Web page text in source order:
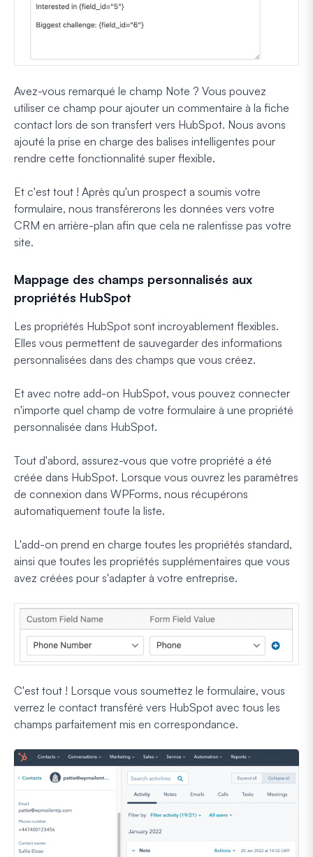
Avez-vous remarqué le champ Note ? Vous pouvez
utiliser ce champ pour ajouter un commentaire à la fiche
contact lors de son transfert vers HubSpot. Nous avons
ajouté la prise en charge des balises intelligentes pour
rendre cette fonctionnalité super flexible.
Et c'est tout ! Après qu'un prospect a soumis votre
formulaire, nous transférerons les données vers votre
CRM en arrière-plan afin que cela ne ralentisse pas votre
site.
Mappage des champs personnalisés aux
propriétés HubSpot
Les propriétés HubSpot sont incroyablement flexibles.
Elles vous permettent de sauvegarder des informations
personnalisées dans des champs que vous créez.
Et avec notre add-on HubSpot, vous pouvez connecter
n'importe quel champ de votre formulaire à une propriété
personnalisée dans HubSpot.
Tout d'abord, assurez-vous que votre propriété a été
créée dans HubSpot. Lorsque vous ouvrez les paramètres
de connexion dans WPForms, nous récupérons
automatiquement toute la liste.
L'add-on prend en charge toutes les propriétés standard,
ainsi que toutes les propriétés supplémentaires que vous
avez créées pour s'adapter à votre entreprise.
C'est tout ! Lorsque vous soumettez le formulaire, vous
verrez le contact transféré vers HubSpot avec tous les
champs parfaitement mis en correspondance.